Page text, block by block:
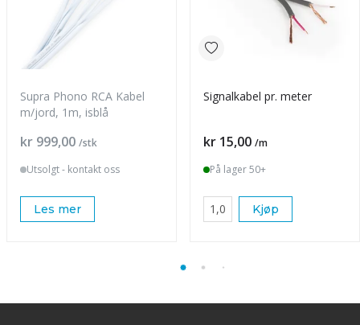
Supra Phono RCA Kabel
m/jord, 1m, isblå
Pris
kr 999,00 /stk
Utsolgt - kontakt oss
Les mer
Signalkabel pr. meter
Pris
kr 15,00 /m
På lager 50+
Kjøp